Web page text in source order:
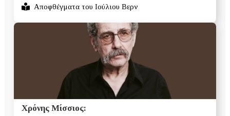
Αποφθέγματα του Ιούλιου Βερν
Χρόνης Μίσσιος: